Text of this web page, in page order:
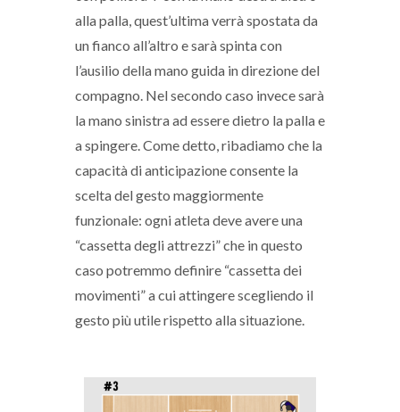
alla palla, quest’ultima verrà spostata da
un fianco all’altro e sarà spinta con
l’ausilio della mano guida in direzione del
compagno. Nel secondo caso invece sarà
la mano sinistra ad essere dietro la palla e
a spingere. Come detto, ribadiamo che la
capacità di anticipazione consente la
scelta del gesto maggiormente
funzionale: ogni atleta deve avere una
“cassetta degli attrezzi” che in questo
caso potremmo definire “cassetta dei
movimenti” a cui attingere scegliendo il
gesto più utile rispetto alla situazione.